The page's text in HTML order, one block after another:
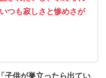
つも寂しさと惨めさが
子供が巣立ったら出てい